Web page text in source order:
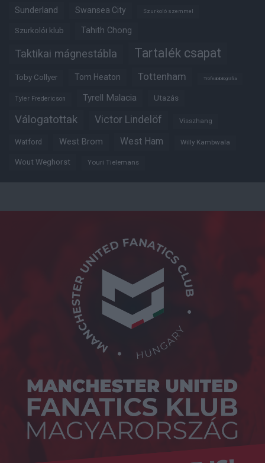
Sunderland Swansea City Szurkoló szemmel
Szurkolói klub Tahith Chong
Taktikai mágnestábla Tartalék csapat
Toby Collyer Tom Heaton Tottenham Trófeabibliográfia
Tyler Fredericson Tyrell Malacia Utazás
Válogatottak Victor Lindelöf Visszhang
Watford West Brom West Ham Willy Kambwala
Wout Weghorst Youri Tielemans